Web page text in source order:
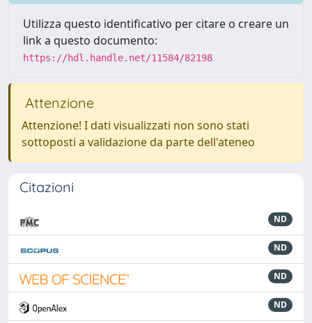
Utilizza questo identificativo per citare o creare un
link a questo documento:
https://hdl.handle.net/11584/82198
Attenzione
Attenzione! I dati visualizzati non sono stati
sottoposti a validazione da parte dell'ateneo
Citazioni
ND
ND
ND
ND